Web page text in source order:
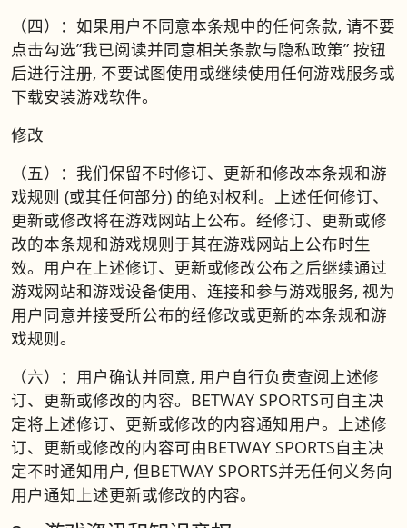
（四）：如果用户不同意本条规中的任何条款, 请不要
点击勾选”我已阅读并同意相关条款与隐私政策” 按钮
后进行注册, 不要试图使用或继续使用任何游戏服务或
下载安装游戏软件。
修改
（五）：我们保留不时修订、更新和修改本条规和游
戏规则 (或其任何部分) 的绝对权利。上述任何修订、
更新或修改将在游戏网站上公布。经修订、更新或修
改的本条规和游戏规则于其在游戏网站上公布时生
效。用户在上述修订、更新或修改公布之后继续通过
游戏网站和游戏设备使用、连接和参与游戏服务, 视为
用户同意并接受所公布的经修改或更新的本条规和游
戏规则。
（六）：用户确认并同意, 用户自行负责查阅上述修
订、更新或修改的内容。BETWAY SPORTS可自主决
定将上述修订、更新或修改的内容通知用户。上述修
订、更新或修改的内容可由BETWAY SPORTS自主决
定不时通知用户, 但BETWAY SPORTS并无任何义务向
用户通知上述更新或修改的内容。